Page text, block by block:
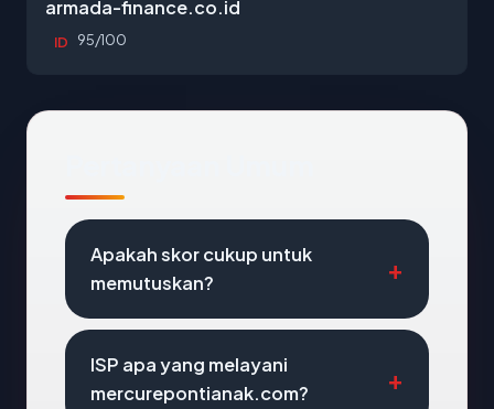
armada-finance.co.id
ID 95/100
Apakah skor cukup untuk
memutuskan?
ISP apa yang melayani
mercurepontianak.com?